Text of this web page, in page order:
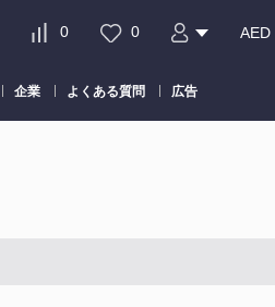
0 0 AED
企業 よくある質問 広告